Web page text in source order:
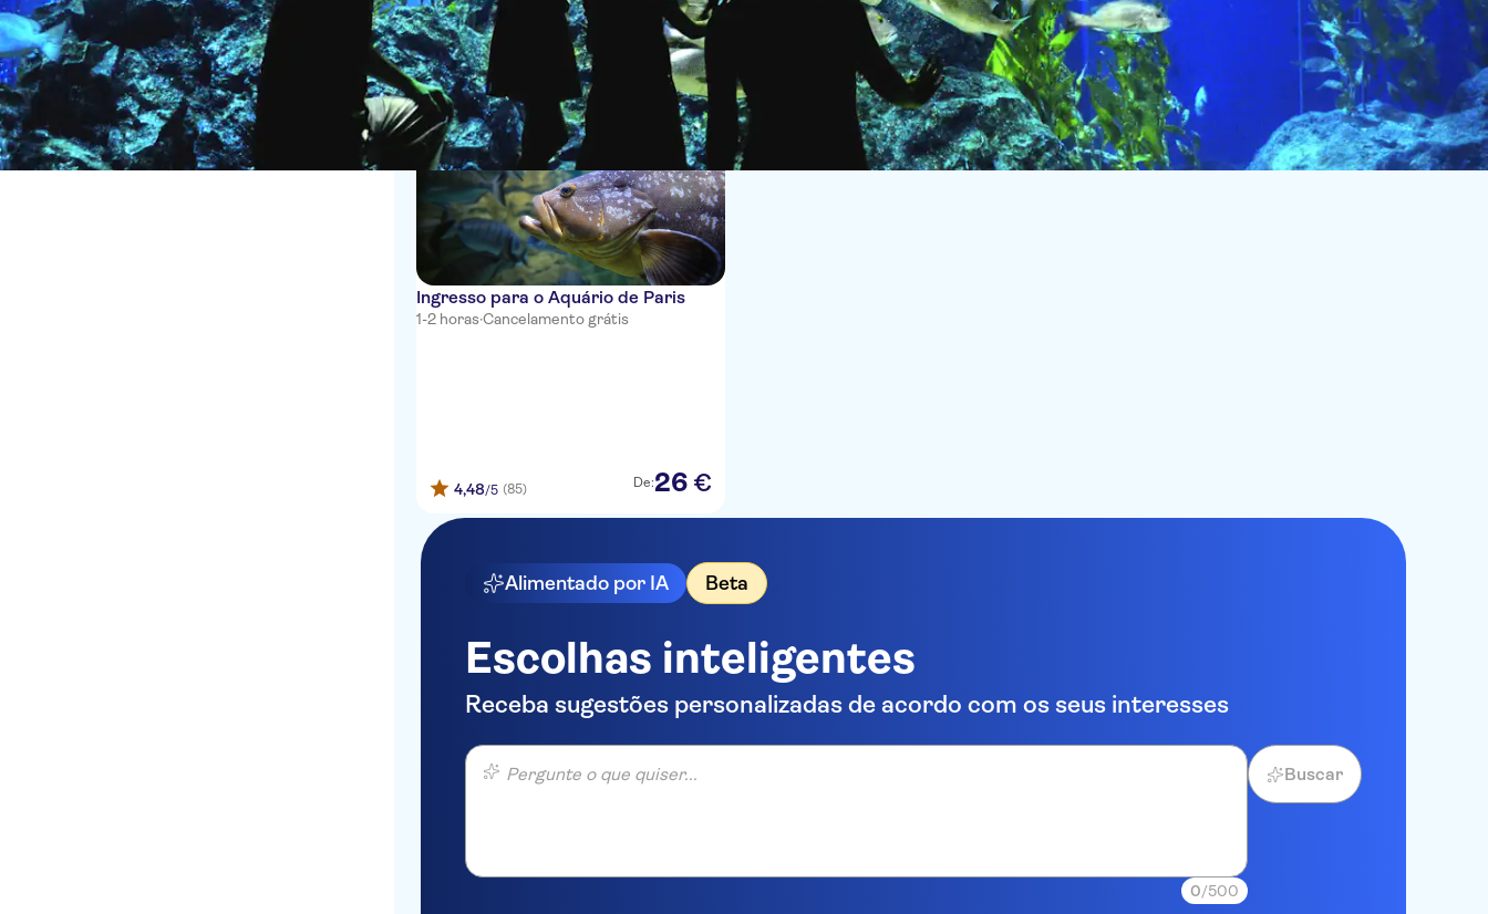
Bilhetes e eventos
Zoológicos e aquários
1 Experiências
Ingresso para o Aquário de Paris
1-2 horas·Cancelamento grátis
4,48/5 (85) De:26 €
Alimentado por IA Beta
Escolhas inteligentes
Receba sugestões personalizadas de acordo com os seus interesses
Pergunte o que quiser...
0/500
Buscar